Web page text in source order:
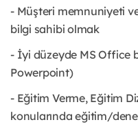
- Müşteri memnuniyeti
bilgi sahibi olmak
- İyi düzeyde MS Office
Powerpoint)
- Eğitim Verme, Eğitim
konularında eğitim/